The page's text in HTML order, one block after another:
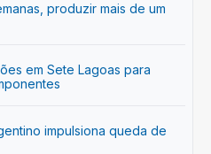
produzir mais de um
em Sete Lagoas para
impulsiona queda de